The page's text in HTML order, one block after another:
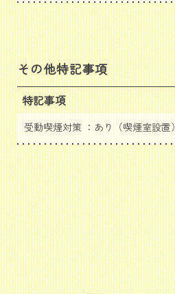
その他特記事項
特記事項
受動喫煙対策 ：あり（喫煙室設置）